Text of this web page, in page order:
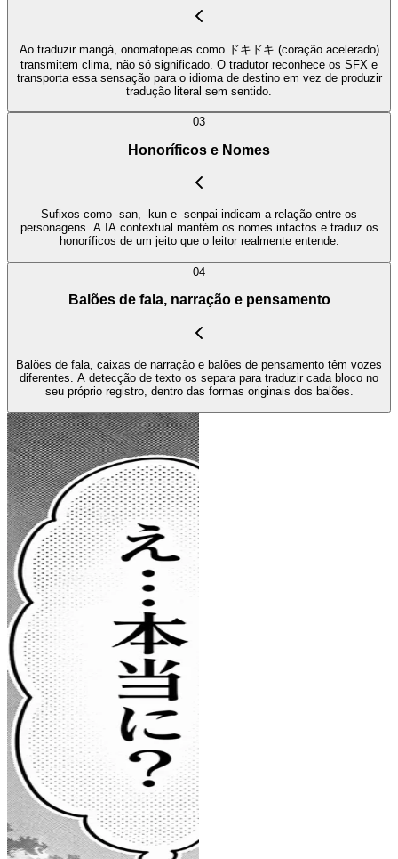
Ao traduzir mangá, onomatopeias como ドキドキ (coração acelerado)
transmitem clima, não só significado. O tradutor reconhece os SFX e
transporta essa sensação para o idioma de destino em vez de produzir
tradução literal sem sentido.
03
Honoríficos e Nomes
Sufixos como -san, -kun e -senpai indicam a relação entre os
personagens. A IA contextual mantém os nomes intactos e traduz os
honoríficos de um jeito que o leitor realmente entende.
04
Balões de fala, narração e pensamento
Balões de fala, caixas de narração e balões de pensamento têm vozes
diferentes. A detecção de texto os separa para traduzir cada bloco no
seu próprio registro, dentro das formas originais dos balões.